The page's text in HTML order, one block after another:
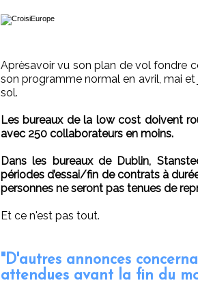
Aprèsavoir vu son plan de vol fondre
son programme normal en avril, mai
sol.
Les bureaux de la low cost doivent
avec 250 collaborateurs en moins.
Dans les bureaux de Dublin,
périodes d’essai/fin de contrats à
personnes ne seront pas tenues de
Et ce n'est pas tout.
"D'autres annonces
attendues avant la fin du